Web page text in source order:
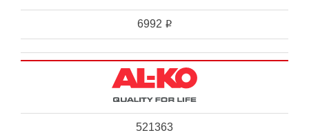
6992 i
521363